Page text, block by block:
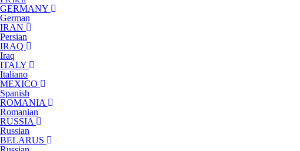
GERMANY
German
IRAN
Persian
IRAQ
Iraq
ITALY
Italiano
MEXICO
Spanish
ROMANIA
Romanian
RUSSIA
Russian
BELARUS